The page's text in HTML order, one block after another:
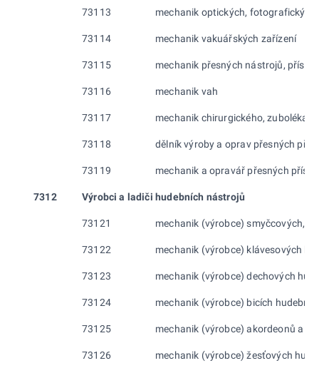
73113 mechanik optických,
73114 mechanik vakuářských zařízení
73115 mechanik přesných nástrojů,
73116 mechanik vah
73117 mechanik chirurgického,
73118 dělník výroby a oprav přesných
73119 mechanik a opravář přesných
7312 Výrobci a ladiči hudebních nástrojů
73121 mechanik (výrobce) smyčcových,
73122 mechanik (výrobce) klávesových
73123 mechanik (výrobce) dechových
73124 mechanik (výrobce) bicích
73125 mechanik (výrobce) akordeonů a
73126 mechanik (výrobce) žesťových